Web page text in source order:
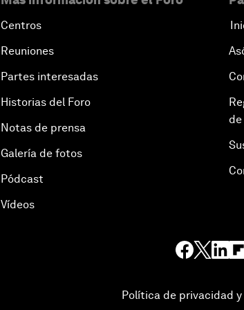
Centros
Reuniones
Partes interesadas
Historias del Foro
Notas de prensa
Galería de fotos
Pódcast
Vídeos
Política de privacidad